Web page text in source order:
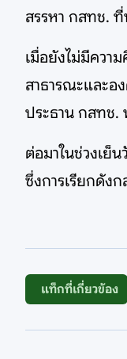
สรรหา กสทช.
เมื่อยังไม่มีควา
สาธารณะและอ
ประธาน กสทช.
ต่อมาในช่วงเย็
ซึ่งการเรียกดัง
แท็กที่เกี่ยวข้อง